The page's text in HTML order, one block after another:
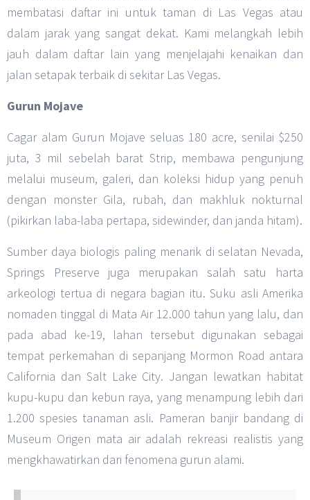
membatasi daftar ini untuk taman di Las Vegas atau
dalam jarak yang sangat dekat. Kami melangkah lebih
jauh dalam daftar lain yang menjelajahi kenaikan dan
jalan setapak terbaik di sekitar Las Vegas.
Gurun Mojave
Cagar alam Gurun Mojave seluas 180 acre, senilai $250
juta, 3 mil sebelah barat Strip, membawa pengunjung
melalui museum, galeri, dan koleksi hidup yang penuh
dengan monster Gila, rubah, dan makhluk nokturnal
(pikirkan laba-laba pertapa, sidewinder, dan janda hitam).
Sumber daya biologis paling menarik di selatan Nevada,
Springs Preserve juga merupakan salah satu harta
arkeologi tertua di negara bagian itu. Suku asli Amerika
nomaden tinggal di Mata Air 12.000 tahun yang lalu, dan
pada abad ke-19, lahan tersebut digunakan sebagai
tempat perkemahan di sepanjang Mormon Road antara
California dan Salt Lake City. Jangan lewatkan habitat
kupu-kupu dan kebun raya, yang menampung lebih dari
1.200 spesies tanaman asli. Pameran banjir bandang di
Museum Origen mata air adalah rekreasi realistis yang
mengkhawatirkan dari fenomena gurun alami.